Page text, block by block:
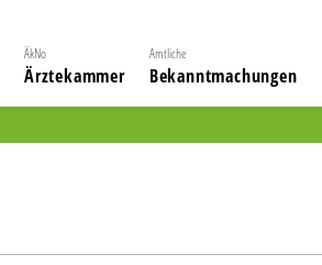
ÄkNo
Ärztekammer
Amtliche
Bekanntmachungen